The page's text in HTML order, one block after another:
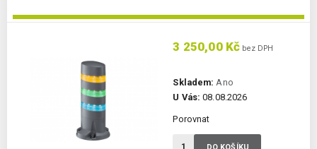
3 250,00 Kč bez DPH
Skladem: Ano
U Vás: 08.08.2026
Porovnat
DO KOŠÍKU